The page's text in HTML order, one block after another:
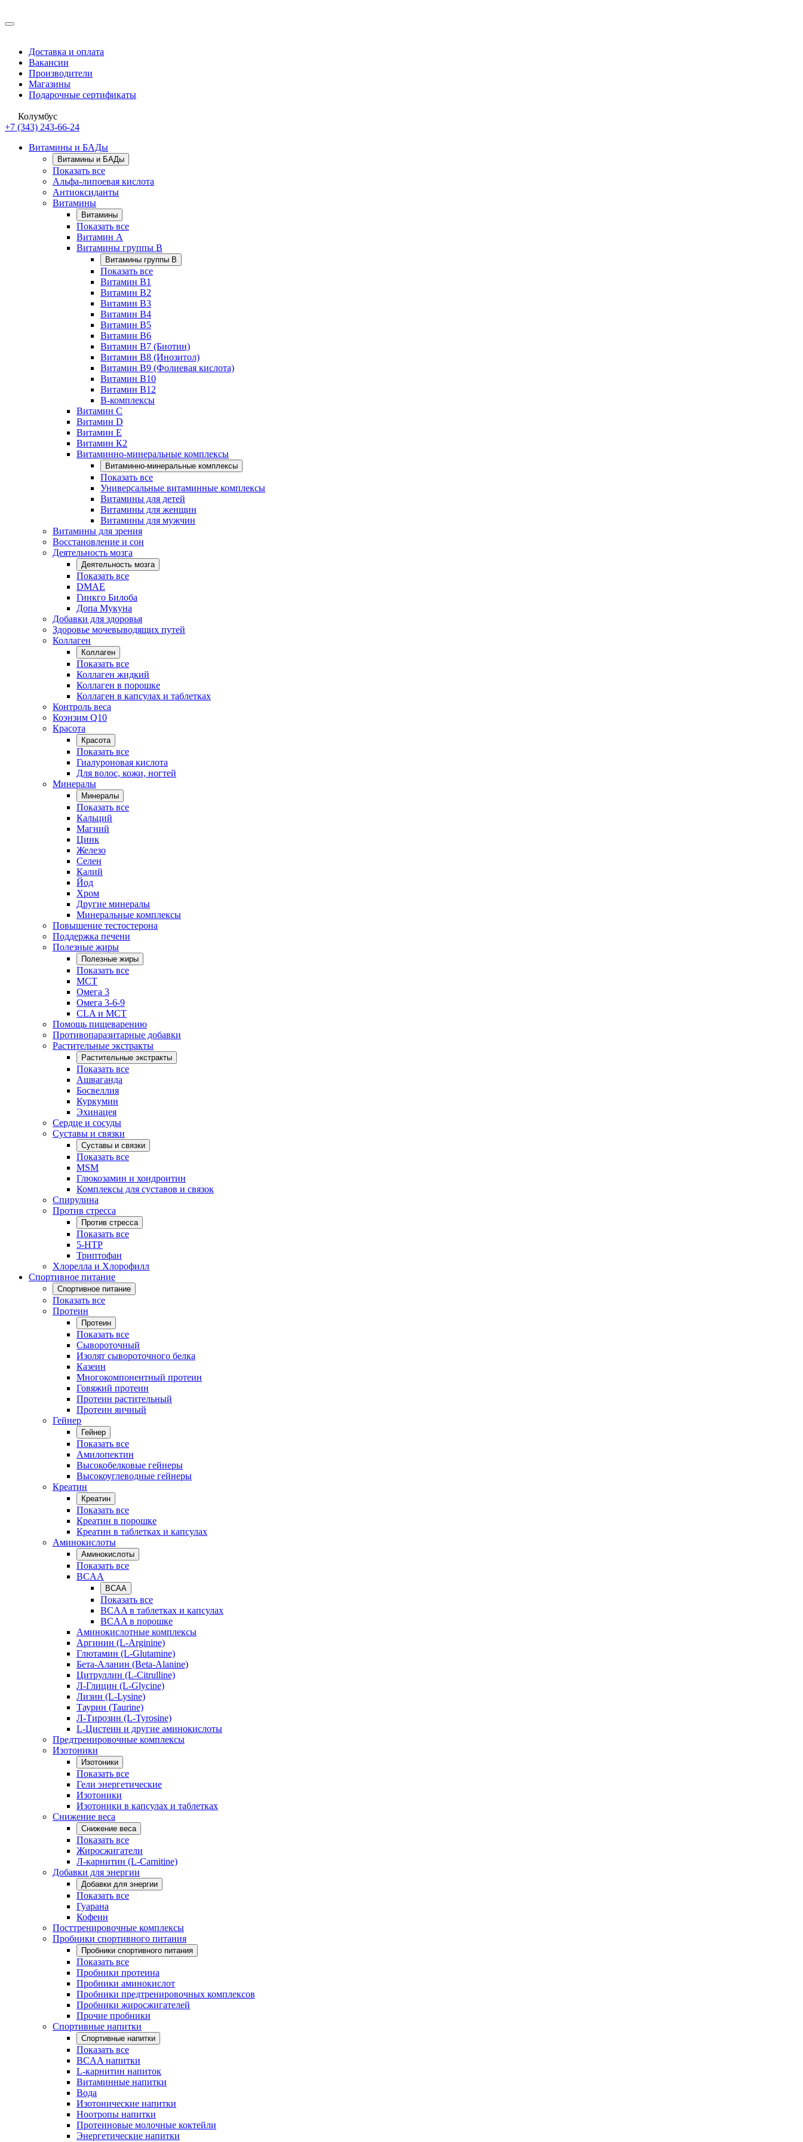
Доставка и оплата
Вакансии
Производители
Магазины
Подарочные сертификаты
Колумбус
+7 (343) 243-66-24
Витамины и БАДы
Витамины и БАДы
Показать все
Альфа-липоевая кислота
Антиоксиданты
Витамины
Витамины
Показать все
Витамин A
Витамины группы B
Витамины группы B
Показать все
Витамин B1
Витамин B2
Витамин B3
Витамин B4
Витамин B5
Витамин B6
Витамин B7 (Биотин)
Витамин B8 (Инозитол)
Витамин B9 (Фолиевая кислота)
Витамин B10
Витамин B12
B-комплексы
Витамин C
Витамин D
Витамин E
Витамин К2
Витаминно-минеральные комплексы
Витаминно-минеральные комплексы
Показать все
Универсальные витаминные комплексы
Витамины для детей
Витамины для женщин
Витамины для мужчин
Витамины для зрения
Восстановление и сон
Деятельность мозга
Деятельность мозга
Показать все
DMAE
Гинкго Билоба
Допа Мукуна
Добавки для здоровья
Здоровье мочевыводящих путей
Коллаген
Коллаген
Показать все
Коллаген жидкий
Коллаген в порошке
Коллаген в капсулах и таблетках
Контроль веса
Коэнзим Q10
Красота
Красота
Показать все
Гиалуроновая кислота
Для волос, кожи, ногтей
Минералы
Минералы
Показать все
Кальций
Магний
Цинк
Железо
Селен
Калий
Йод
Хром
Другие минералы
Минеральные комплексы
Повышение тестостерона
Поддержка печени
Полезные жиры
Полезные жиры
Показать все
MCT
Омега 3
Омега 3-6-9
CLA и MCT
Помощь пищеварению
Противопаразитарные добавки
Растительные экстракты
Растительные экстракты
Показать все
Ашваганда
Босвеллия
Куркумин
Эхинацея
Сердце и сосуды
Суставы и связки
Суставы и связки
Показать все
MSM
Глюкозамин и хондроитин
Комплексы для суставов и связок
Спирулина
Против стресса
Против стресса
Показать все
5-HTP
Триптофан
Хлорелла и Хлорофилл
Спортивное питание
Спортивное питание
Показать все
Протеин
Протеин
Показать все
Сывороточный
Изолят сывороточного белка
Казеин
Многокомпонентный протеин
Говяжий протеин
Протеин растительный
Протеин яичный
Гейнер
Гейнер
Показать все
Амилопектин
Высокобелковые гейнеры
Высокоуглеводные гейнеры
Креатин
Креатин
Показать все
Креатин в порошке
Креатин в таблетках и капсулах
Аминокислоты
Аминокислоты
Показать все
BCAA
BCAA
Показать все
BCAA в таблетках и капсулах
BCAA в порошке
Аминокислотные комплексы
Аргинин (L-Arginine)
Глютамин (L-Glutamine)
Бета-Аланин (Beta-Alanine)
Цитруллин (L-Citrulline)
Л-Глицин (L-Glycine)
Лизин (L-Lysine)
Таурин (Taurine)
Л-Тирозин (L-Tyrosine)
L-Цистеин и другие аминокислоты
Предтренировочные комплексы
Изотоники
Изотоники
Показать все
Гели энергетические
Изотоники
Изотоники в капсулах и таблетках
Снижение веса
Снижение веса
Показать все
Жиросжигатели
Л-карнитин (L-Carnitine)
Добавки для энергии
Добавки для энергии
Показать все
Гуарана
Кофеин
Посттренировочные комплексы
Пробники спортивного питания
Пробники спортивного питания
Показать все
Пробники протеина
Пробники аминокислот
Пробники предтренировочных комплексов
Пробники жиросжигателей
Прочие пробники
Спортивные напитки
Спортивные напитки
Показать все
BCAA напитки
L-карнитин напиток
Витаминные напитки
Вода
Изотонические напитки
Ноотропы напитки
Протеиновые молочные коктейли
Энергетические напитки